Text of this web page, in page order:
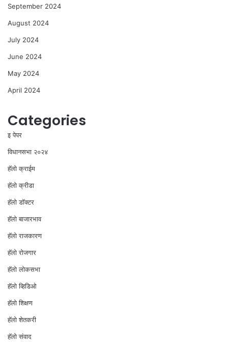
September 2024
August 2024
July 2024
June 2024
May 2024
April 2024
Categories
इ पेपर
विधानसभा २०२४
⁠हॅलो क्राईम
हॅलो क्रीडा
हॅलो डॉक्टर
हॅलो बाजारभाव
हॅलो राजकारण
⁠हॅलो रोजगार
हॅलो लोकसभा
⁠हॅलो व्हिडिओ
हॅलो शिक्षण
⁠हॅलो शेतकरी
⁠हॅलो संवाद